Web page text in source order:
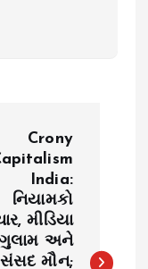
Crony
India:
નિયામકો
મીડિયા
ગુલામ અને
સંસદ મૌન;